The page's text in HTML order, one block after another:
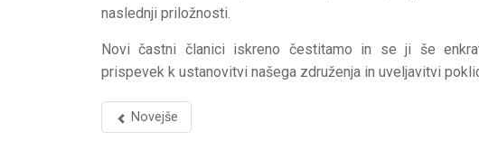
naslednji priložnosti.
Novi častni članici iskreno čestitamo in se ji še
prispevek k ustanovitvi našega združenja in uveljavitvi
Novejše